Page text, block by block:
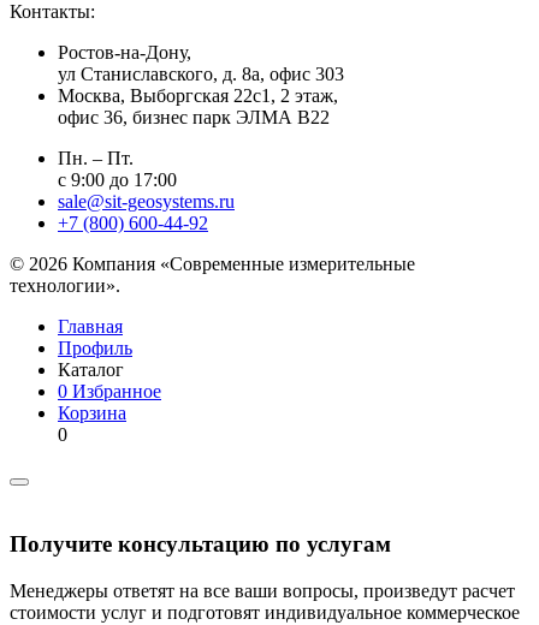
Контакты:
Ростов-на-Дону,
ул Станиславского, д. 8а, офис 303
Москва, Выборгская 22с1, 2 этаж,
офис 36, бизнес парк ЭЛМА В22
Пн. – Пт.
с 9:00 до 17:00
sale@sit-geosystems.ru
+7 (800) 600-44-92
© 2026 Компания «Современные измерительные
технологии».
Главная
Профиль
Каталог
0 Избранное
Корзина
0
Получите консультацию по услугам
Менеджеры ответят на все ваши вопросы, произведут расчет
стоимости услуг и подготовят индивидуальное коммерческое